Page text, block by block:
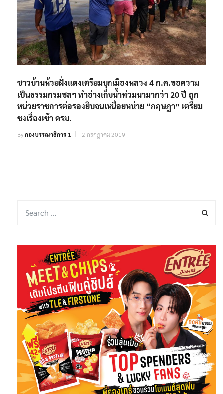
ชาวบ้านห้วยฝั่งแดงเตรียมบุกเมืองหลวง 4 ก.ค.ขอความ
เป็นธรรมกรมชลฯ ทำอ่างเก็บน้ำท่วมนามากว่า 20 ปี ถูก
หน่วยราชการต่อรองยิบจนเหนื่อยหน่าย “กฤษฎา” เตรียม
ชงเรื่องเข้า ครม.
Byกองบรรณาธิการ 1 2 กรกฎาคม 2019